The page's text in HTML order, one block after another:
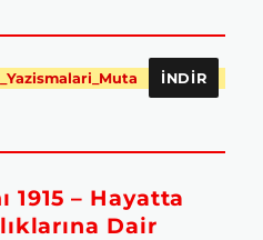
İNDIR
1915 – Hayatta
Dair